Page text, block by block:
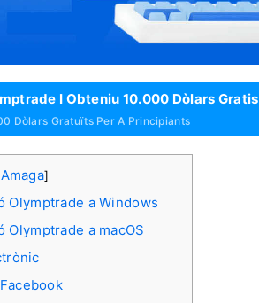
I Obteniu 10.000 Dòlars Gratis
Dòlars Gratuïts Per A Principiants
Amaga]
Olymptrade a Windows
Olymptrade a macOS